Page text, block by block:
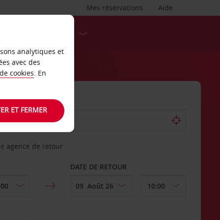
Aide
Mes réservations
agence de retour
DATE DE RETOUR
analytiques et
avec des
cookies. En
ET FERMER